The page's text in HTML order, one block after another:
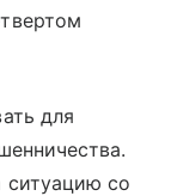
для
ситуацию со